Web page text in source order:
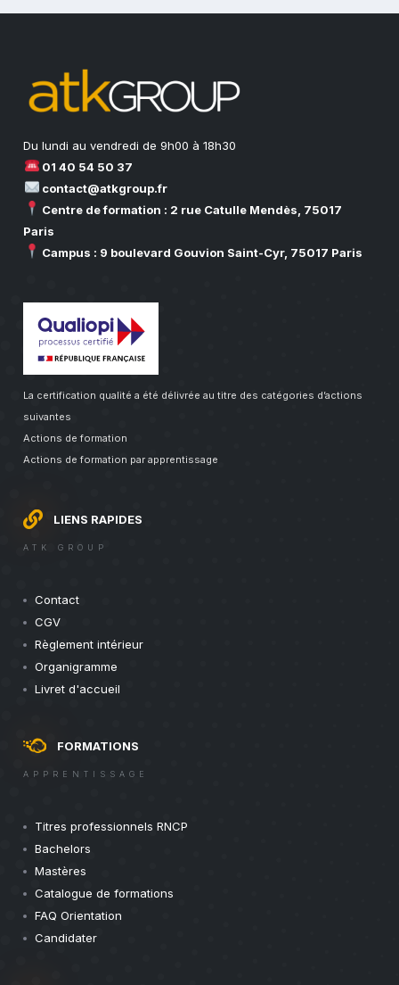
Du lundi au vendredi de 9h00 à 18h30
01 40 54 50 37
contact@atkgroup.fr
Centre de formation : 2 rue Catulle Mendès, 75017
Paris
Campus : 9 boulevard Gouvion Saint-Cyr, 75017 Paris
La certification qualité a été délivrée au titre des catégories d’actions
suivantes
Actions de formation
Actions de formation par apprentissage
LIENS RAPIDES
ATK GROUP
Contact
CGV
Règlement intérieur
Organigramme
Livret d'accueil
FORMATIONS
APPRENTISSAGE
Titres professionnels RNCP
Bachelors
Mastères
Catalogue de formations
FAQ Orientation
Candidater